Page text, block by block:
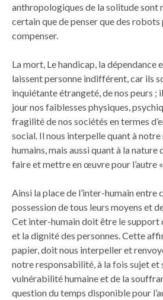
anthropologiques de la solitude sont
certain que de penser que des
compenser.
La mort, Le handicap, la dépendance
laissent personne indifférent, car ils
inquiétante étrangeté, de nos peurs ;
jour nos faiblesses physiques,
fragilité de nos sociétés en termes
social. Il nous interpelle quant à notre
humains, mais aussi quant à la nature
faire et mettre en œuvre pour l’autre
Ainsi la place de l’inter-humain entre
possession de tous leurs moyens et
Cet inter-humain doit être le support
et la dignité des personnes. Cette
papier, doit nous interpeller et
notre responsabilité, à la fois sujet et
vulnérabilité humaine et de la
question du temps disponible pour